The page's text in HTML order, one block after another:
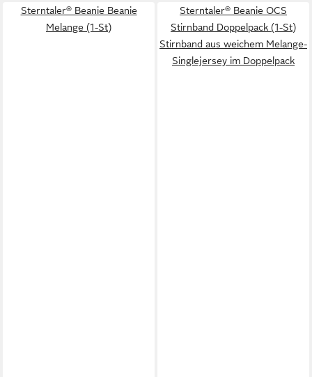
Sterntaler® Beanie Beanie
Melange (1-St)
Sterntaler® Beanie OCS
Stirnband Doppelpack (1-St)
Stirnband aus weichem Melange-
Singlejersey im Doppelpack